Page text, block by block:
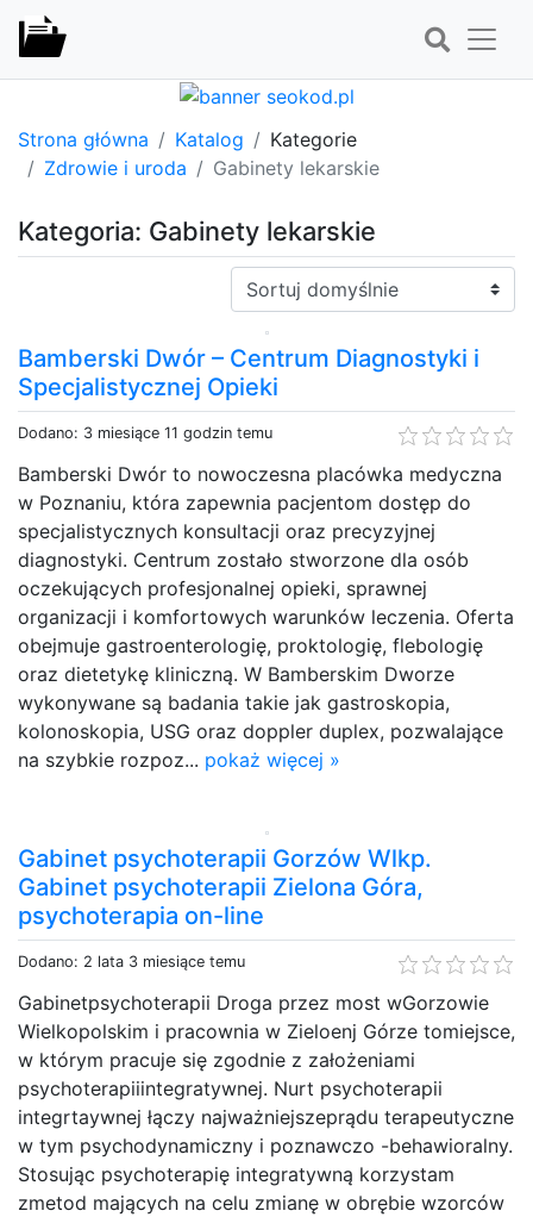
Strona główna Katalog
Kategorie
Zdrowie i uroda
Gabinety lekarskie
Kategoria: Gabinety lekarskie
Sortuj:
Bamberski Dwór – Centrum Diagnostyki i
Specjalistycznej Opieki
Dodano: 3 miesiące 11 godzin temu
Bamberski Dwór to nowoczesna placówka medyczna
w Poznaniu, która zapewnia pacjentom dostęp do
specjalistycznych konsultacji oraz precyzyjnej
diagnostyki. Centrum zostało stworzone dla osób
oczekujących profesjonalnej opieki, sprawnej
organizacji i komfortowych warunków leczenia. Oferta
obejmuje gastroenterologię, proktologię, flebologię
oraz dietetykę kliniczną. W Bamberskim Dworze
wykonywane są badania takie jak gastroskopia,
kolonoskopia, USG oraz doppler duplex, pozwalające
na szybkie rozpoz... pokaż więcej »
Gabinet psychoterapii Gorzów Wlkp.
Gabinet psychoterapii Zielona Góra,
psychoterapia on-line
Dodano: 2 lata 3 miesiące temu
Gabinetpsychoterapii Droga przez most wGorzowie
Wielkopolskim i pracownia w Zieloenj Górze tomiejsce,
w którym pracuje się zgodnie z założeniami
psychoterapiiintegratywnej. Nurt psychoterapii
integrtaywnej łączy najważniejszeprądu terapeutyczne
w tym psychodynamiczny i poznawczo -behawioralny.
Stosując psychoterapię integratywną korzystam
zmetod mających na celu zmianę w obrębie wzorców